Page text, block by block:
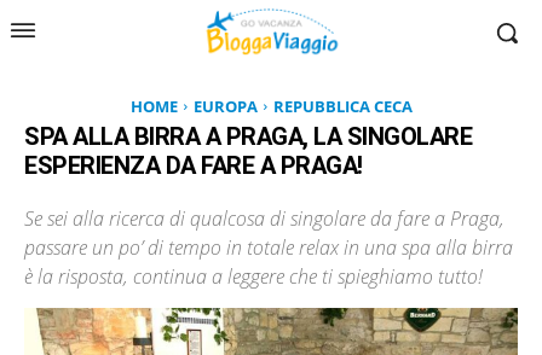
HOME EUROPA REPUBBLICA CECA
SPA ALLA BIRRA A PRAGA, LA SINGOLARE
ESPERIENZA DA FARE A PRAGA!
Se sei alla ricerca di qualcosa di singolare da fare a Praga,
passare un po’ di tempo in totale relax in una spa alla birra
è la risposta, continua a leggere che ti spieghiamo tutto!